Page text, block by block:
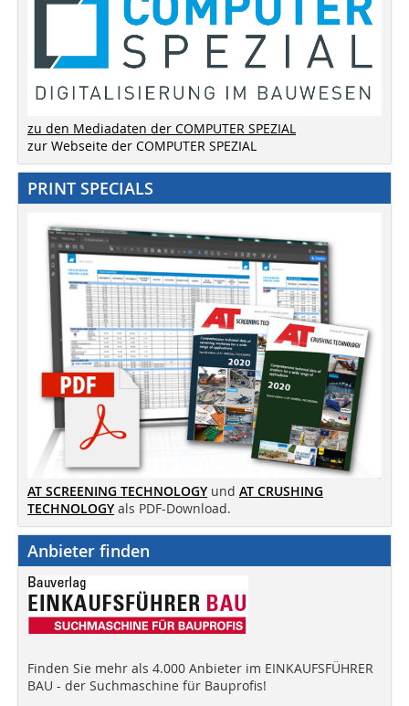
zu den Mediadaten der COMPUTER SPEZIAL
zur Webseite der COMPUTER SPEZIAL
PRINT SPECIALS
AT SCREENING TECHNOLOGY und AT CRUSHING
TECHNOLOGY als PDF-Download.
Anbieter finden
Finden Sie mehr als 4.000 Anbieter im EINKAUFSFÜHRER
BAU - der Suchmaschine für Bauprofis!